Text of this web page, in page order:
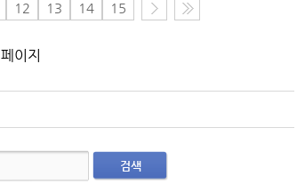
12 13 14 15
페이지
검색